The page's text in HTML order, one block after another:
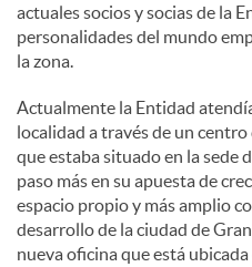
actuales socios y socias de la
personalidades del mundo
la zona.
Actualmente la Entidad
localidad a través de un
que estaba situado en la sede
paso más en su apuesta de
espacio propio y más amplio
desarrollo de la ciudad de
nueva oficina que está ubicada